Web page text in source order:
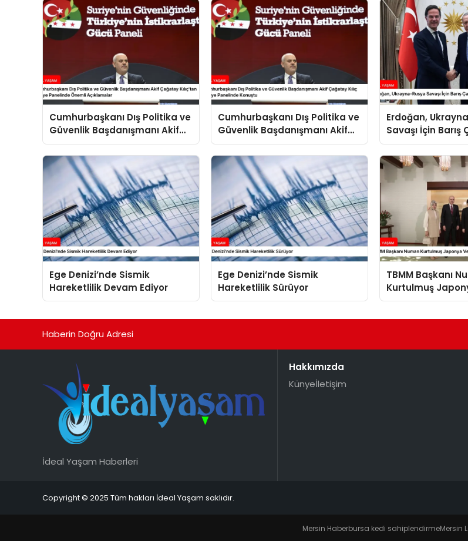
Cumhurbaşkanı Dış Politika ve
Güvenlik Başdanışmanı Akif
Çağatay Kılıç’tan Suriye
Panelinde Önemli Açıklamalar
Cumhurbaşkanı Dış Politika ve
Güvenlik Başdanışmanı Akif
Çağatay Kılıç Suriye Panelinde
Konuştu
Erdoğan,
Savaşı İçin Barış
Sürdürüyor
Ege Denizi’nde Sismik
Hareketlilik Devam Ediyor
Ege Denizi’nde Sismik
Hareketlilik Sürüyor
TBMM Başkanı
Kurtulmuş
Prensi Akishino
Haberin Doğru Adresi
İdeal Yaşam Haberleri
Hakkımızda
Künyeİletişim
Copyright © 2025 Tüm hakları İdeal Yaşam saklıdır.
Mersin Haberbursa kedi sahiplendirmeMersin